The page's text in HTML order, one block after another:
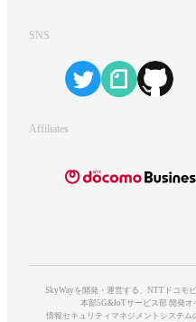
SNS
Affiliates
SkyWayを開発・運営する、NTTドコモ
本部5G&IoTサービス部 開発オ
情報セキュリティマネジメントシステ